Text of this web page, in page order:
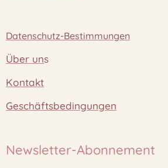
Datenschutz-Bestimmungen
Über uns
Kontakt
Geschäftsbedingungen
Newsletter-Abonnement